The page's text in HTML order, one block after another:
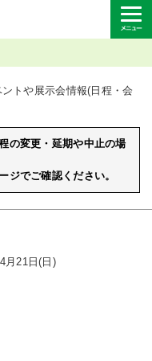
トや展示会情報(日程・会
の変更・延期や中止の場
ジでご確認ください。
月21日(日)